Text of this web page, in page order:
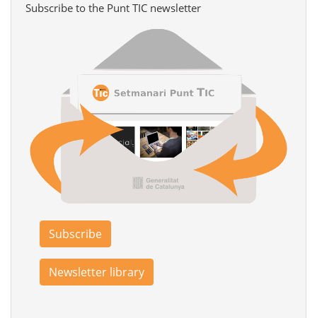
Subscribe to the Punt TIC newsletter
Subscribe
Newsletter library